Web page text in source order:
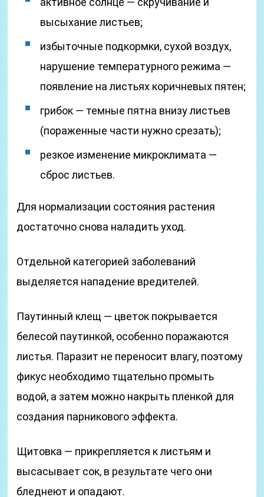
высыхание листьев;
избыточные подкормки, сухой воздух,
нарушение температурного режима —
появление на листьях коричневых пятен;
грибок — темные пятна внизу листьев
(пораженные части нужно срезать);
резкое изменение микроклимата —
сброс листьев.
Для нормализации состояния растения
достаточно снова наладить уход.
Отдельной категорией заболеваний
выделяется нападение вредителей.
Паутинный клещ — цветок покрывается
белесой паутинкой, особенно поражаются
листья. Паразит не переносит влагу, поэтому
фикус необходимо тщательно промыть
водой, а затем можно накрыть пленкой для
создания парникового эффекта.
Щитовка — прикрепляется к листьям и
высасывает сок, в результате чего они
бледнеют и опадают.